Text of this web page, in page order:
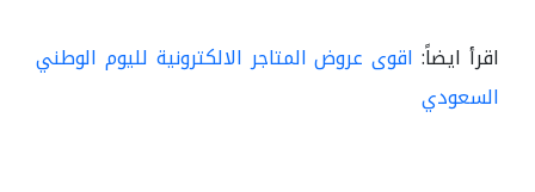
اقرأ ايضاً: اقوى عروض المتاجر الالكترونية لليوم الوطني
السعودي